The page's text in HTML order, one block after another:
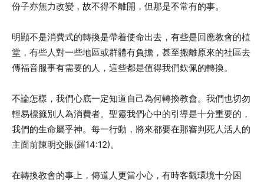
份子亦無力改變，故不得不離開，但那是不常有的事。
明顯不是消費式的轉換是帶着使命出去，有些是回應教會的植
堂，有些人對一些地區或群體有負擔，甚至搬離原來的社區去
傳福音服事有需要的人，這些都是值得我們欽佩的轉換。
不論怎樣，我們心底一定知道自己為何轉換教會。我們也切勿
輕易標籤別人為消費者。聖靈我們心中的引導是十分重要的，
我們的生命屬乎神。每一行動，將來都要在那審判死人活人的
主面前陳明交賬(羅14:12)。
在轉換教會的事上，傳道人更當小心，有時客觀環境十分困